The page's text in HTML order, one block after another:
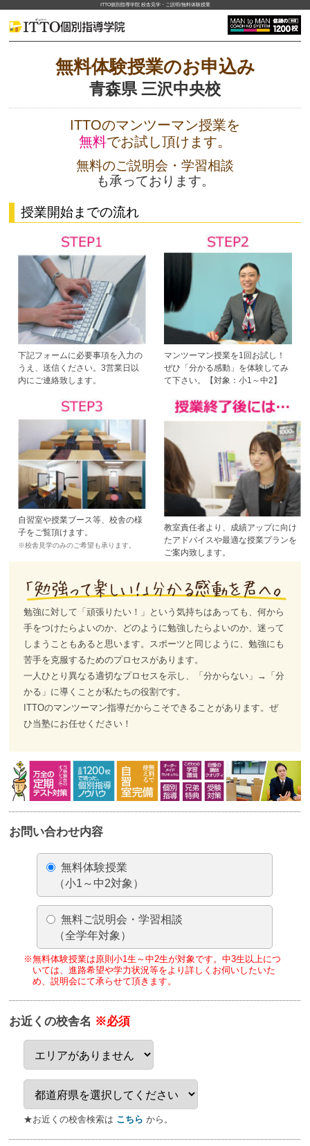
ITTO個別指導学院 校舎見学・ご説明/無料体験授業
無料体験授業のお申込み
青森県 三沢中央校
ITTOのマンツーマン授業を
無料でお試し頂けます。
無料のご説明会・学習相談
も承っております。
授業開始までの流れ
下記フォームに必要事項を入力の
うえ、送信ください。3営業日以
内にご連絡致します。
マンツーマン授業を1回お試し！
ぜひ「分かる感動」を体験してみ
て下さい。【対象：小1～中2】
自習室や授業ブース等、校舎の様
子をご覧頂けます。
※校舎見学のみのご希望も承ります。
教室責任者より、成績アップに向け
たアドバイスや最適な授業プランを
ご案内致します。
勉強に対して「頑張りたい！」という気持ちはあっても、何から
手をつけたらよいのか、どのように勉強したらよいのか、迷って
しまうこともあると思います。スポーツと同じように、勉強にも
苦手を克服するためのプロセスがあります。
一人ひとり異なる適切なプロセスを示し、「分からない」→「分
かる」に導くことが私たちの役割です。
ITTOのマンツーマン指導だからこそできることがあります。ぜ
ひ当塾にお任せください！
お問い合わせ内容
無料体験授業
（小1～中2対象）
無料ご説明会・学習相談
（全学年対象）
※無料体験授業は原則小1生～中2生が対象です。中3生以上につ
いては、進路希望や学力状況等をより詳しくお伺いしたいた
め、説明会にて承らせて頂きます。
お近くの校舎名 ※必須
★お近くの校舎検索は こちら から。